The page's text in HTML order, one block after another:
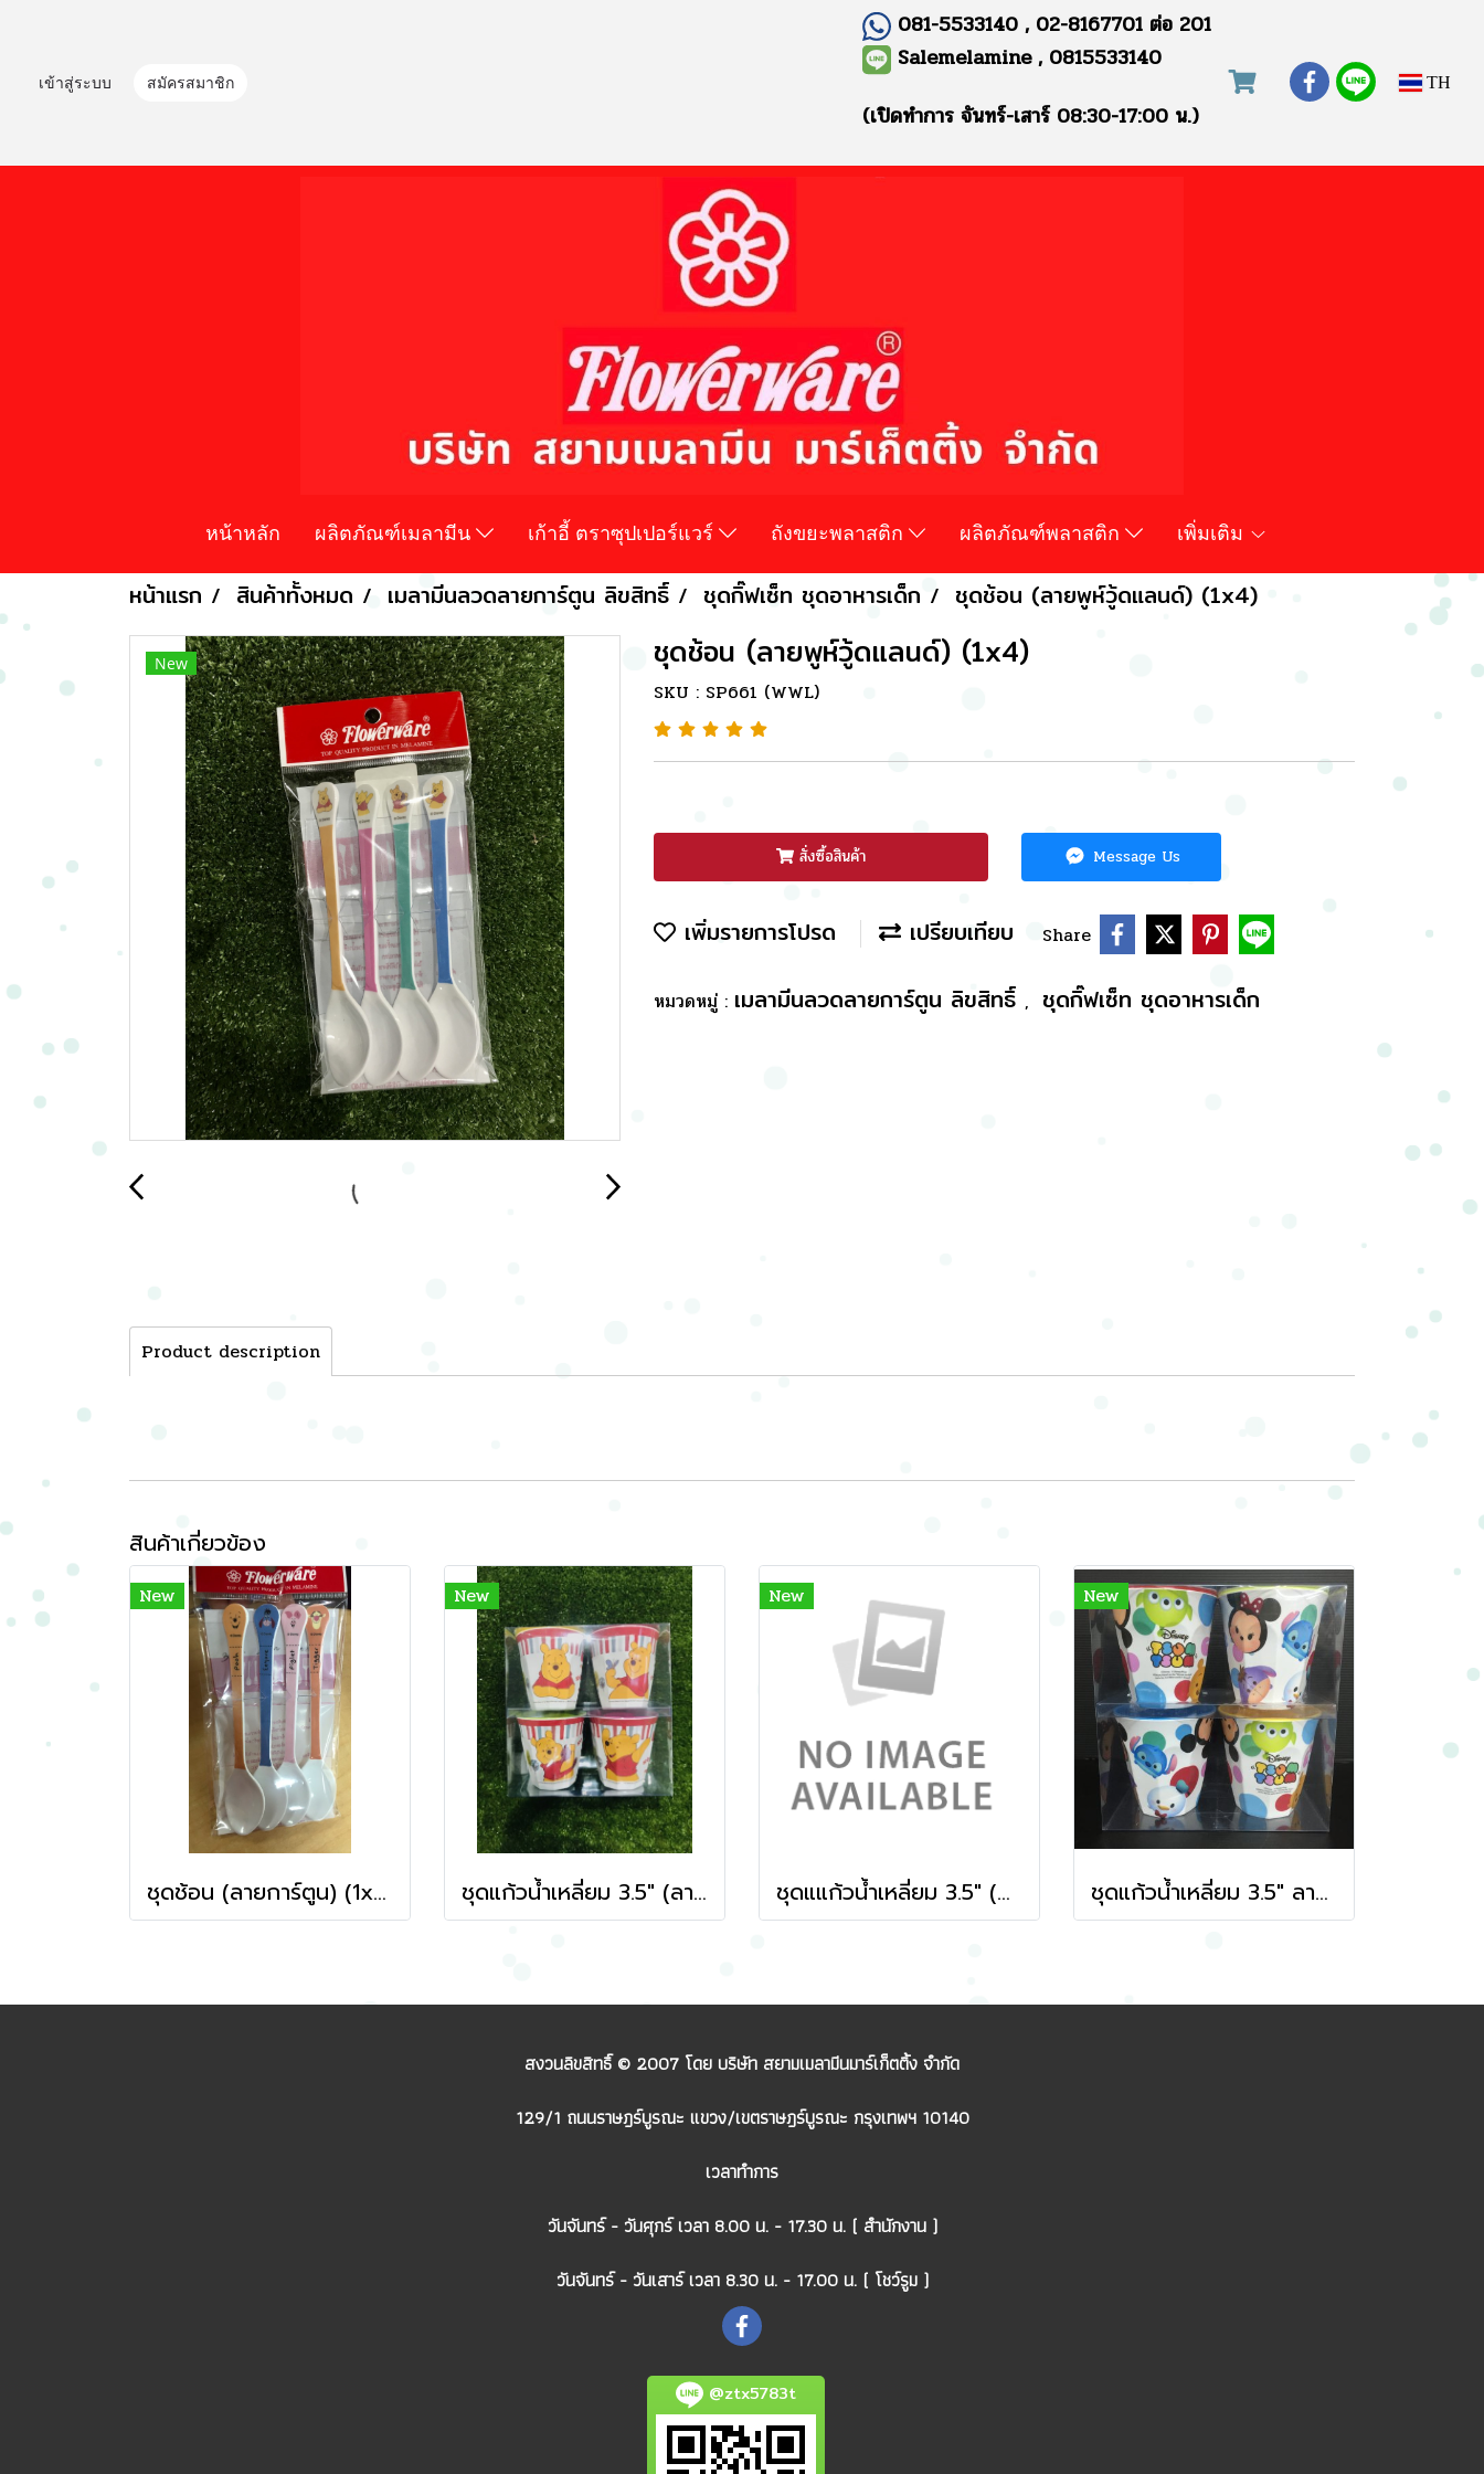
เข้าสู่ระบบ สมัครสมาชิก
081-5533140 , 02-8167701 ต่อ 201
Salemelamine , 0815533140
(เปิดทำการ จันทร์-เสาร์ 08:30-17:00 น.)
TH
หน้าหลัก ผลิตภัณฑ์เมลามีน เก้าอี้ ตราซุปเปอร์แวร์ ถังขยะพลาสติก ผลิตภัณฑ์พลาสติก เพิ่มเติม
หน้าแรก สินค้าทั้งหมด เมลามีนลวดลายการ์ตูน ลิขสิทธิ์ ชุดกิ๊ฟเซ็ท ชุดอาหารเด็ก ชุดช้อน (ลายพูห์วู้ดแลนด์) (1x4)
New ชุดช้อน (ลายพูห์วู้ดแลนด์) (1x4)
SKU : SP661 (WWL)
สั่งซื้อสินค้า Message Us
เพิ่มรายการโปรด เปรียบเทียบ Share
หมวดหมู่ : เมลามีนลวดลายการ์ตูน ลิขสิทธิ์ , ชุดกิ๊ฟเซ็ท ชุดอาหารเด็ก
Product description
สินค้าเกี่ยวข้อง
New
ชุดช้อน (ลายการ์ตูน) (1x4)
New
ชุดแก้วน้ำเหลี่ยม 3.5" (ลายพูห์วู้ดแลนด์)
New
ชุดแแก้วน้ำเหลี่ยม 3.5" (ลาย We Love STITCH 1x4 PCS)
New
ชุดแก้วน้ำเหลี่ยม 3.5" ลายทีซูมซูม (1x4)
สงวนลิขสิทธิ์ © 2007 โดย บริษัท สยามเมลามีนมาร์เก็ตติ้ง จำกัด
129/1 ถนนราษฎร์บูรณะ แขวง/เขตราษฎร์บูรณะ กรุงเทพฯ 10140
เวลาทำการ
วันจันทร์ - วันศุกร์ เวลา 8.00 น. - 17.30 น. ( สำนักงาน )
วันจันทร์ - วันเสาร์ เวลา 8.30 น. - 17.00 น. ( โชว์รูม )
@ztx5783t